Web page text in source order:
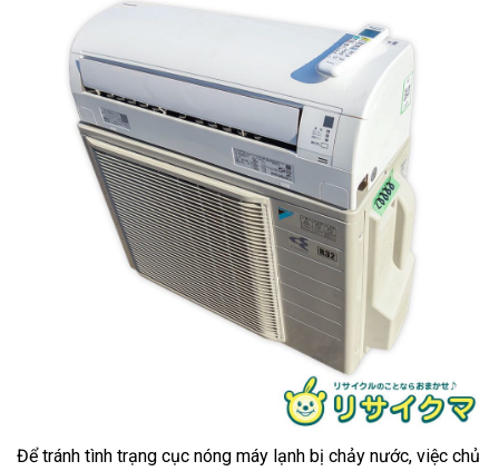
Để tránh tình trạng cục nóng máy lạnh bị chảy nước, việc chủ